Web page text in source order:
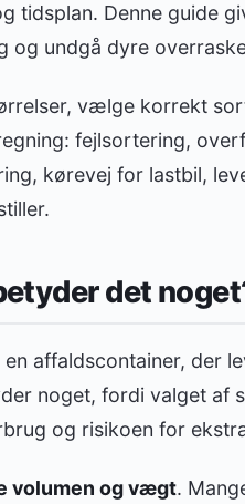
tidsplan. Denne guide
og undgå dyre
vælge korrekt
fejlsortering,
kørevej for lastbil,
det
affaldscontainer, der
noget, fordi valget af
og risikoen for
volumen og vægt.